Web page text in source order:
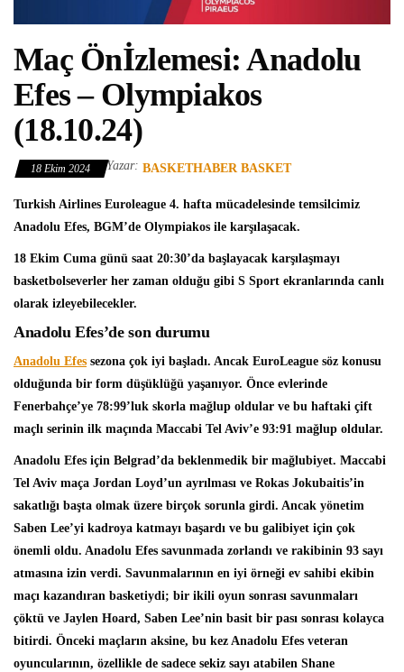
Maç Önİzlemesi: Anadolu
Efes – Olympiakos
(18.10.24)
18 Ekim 2024 Yazar: BASKETHABER BASKET
Turkish Airlines Euroleague 4. hafta mücadelesinde temsilcimiz
Anadolu Efes, BGM’de Olympiakos ile karşılaşacak.
18 Ekim Cuma günü saat 20:30’da başlayacak karşılaşmayı
basketbolseverler her zaman olduğu gibi S Sport ekranlarında canlı
olarak izleyebilecekler.
Anadolu Efes’de son durumu
Anadolu Efes sezona çok iyi başladı. Ancak EuroLeague söz konusu
olduğunda bir form düşüklüğü yaşanıyor. Önce evlerinde
Fenerbahçe’ye 78:99’luk skorla mağlup oldular ve bu haftaki çift
maçlı serinin ilk maçında Maccabi Tel Aviv’e 93:91 mağlup oldular.
Anadolu Efes için Belgrad’da beklenmedik bir mağlubiyet. Maccabi
Tel Aviv maça Jordan Loyd’un ayrılması ve Rokas Jokubaitis’in
sakatlığı başta olmak üzere birçok sorunla girdi. Ancak yönetim
Saben Lee’yi kadroya katmayı başardı ve bu galibiyet için çok
önemli oldu. Anadolu Efes savunmada zorlandı ve rakibinin 93 sayı
atmasına izin verdi. Savunmalarının en iyi örneği ev sahibi ekibin
maçı kazandıran basketiydi; bir ikili oyun sonrası savunmaları
çöktü ve Jaylen Hoard, Saben Lee’nin basit bir pası sonrası kolayca
bitirdi. Önceki maçların aksine, bu kez Anadolu Efes veteran
oyuncularının, özellikle de sadece sekiz sayı atabilen Shane